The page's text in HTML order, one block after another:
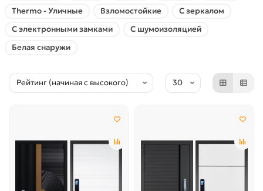
Thermo - Уличные
Взломостойкие
С зеркалом
С электронными замками
C шумоизоляцией
Белая снаружи